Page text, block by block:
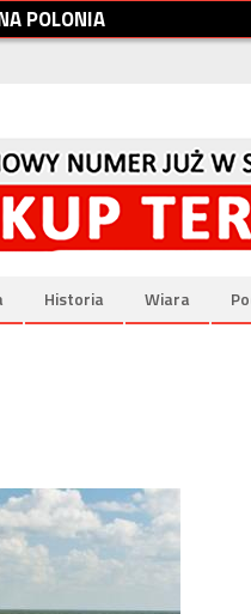
APOLONIA
Historia Wiara